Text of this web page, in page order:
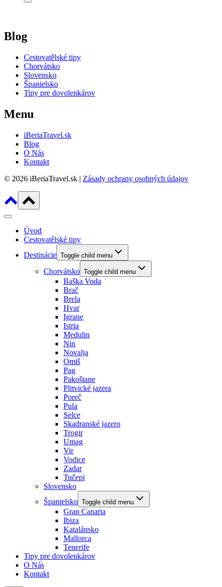
Blog
Cestovatělské tipy
Chorvátsko
Slovensko
Španielsko
Tipy pre dovolenkárov
Menu
iBeriaTravel.sk
Blog
O Nás
Kontakt
© 2026 iBeriaTravel.sk | Zásady ochrany osobných údajov
Úvod
Cestovatělské tipy
Destinácie Toggle child menu
Chorvátsko Toggle child menu
Baška Voda
Brač
Brela
Hvar
Igrane
Istria
Medulin
Nin
Novalja
Omiš
Pag
Pakoštane
Plitvické jazera
Poreč
Pula
Selce
Skadranské jazero
Trogir
Umag
Vir
Vodice
Zadar
Tučepi
Slovensko
Španielsko Toggle child menu
Gran Canaria
Ibiza
Katalánsko
Mallorca
Tenerife
Tipy pre dovolenkárov
O Nás
Kontakt